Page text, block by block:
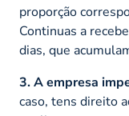
proporção
Continuas a
dias, que
3. A empresa
caso, tens direito